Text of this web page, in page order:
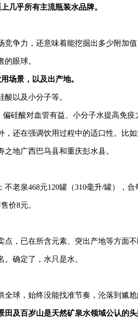
几乎所有主流瓶装水品牌。
争力，还意味着能挖掘出多少附加值
眼球。
场景，以及出产地。
以及小分子等。
硅酸对血管有益、小分子水提高免疫
还在强调饮用过程中的适口性。比如
地广西巴马县和重庆彭水县。
老泉468元120罐（310毫升/罐），合
价8元。
，已在所含元素、突出产地等方面不
确定了，水只是水。
球，始终没能找准节奏，沦落到尴尬
及百岁山是天然矿泉水领域公认的头